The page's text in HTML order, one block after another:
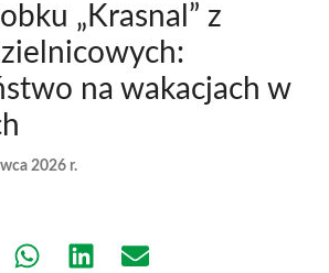
„Krasnal” z
na wakacjach w
2026 r.
Share Share Share